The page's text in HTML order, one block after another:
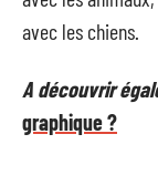
avec les chiens.
A découvrir
graphique ?